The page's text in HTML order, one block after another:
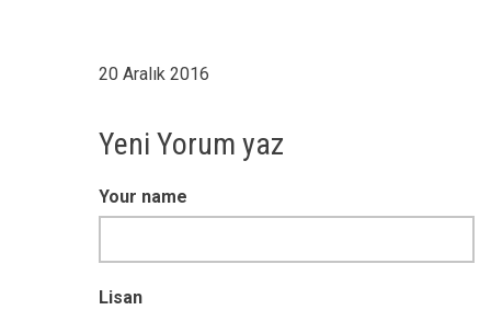
20 Aralık 2016
Yeni Yorum yaz
Your name
Lisan